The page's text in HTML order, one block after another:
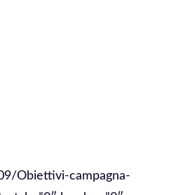
Obiettivi-campagna-